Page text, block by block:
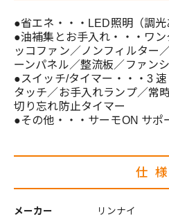
●省エネ・・・LED照明（調光
●油補集とお手入れ・・・ワ
ッコファン／ノンフィルター
ーンパネル／整流板／ファン
●スイッチ/タイマー・・・3
タッチ／お手入れランプ／常
切り忘れ防止タイマー
●その他・・・サーモON サポ
仕様
メーカー リンナイ